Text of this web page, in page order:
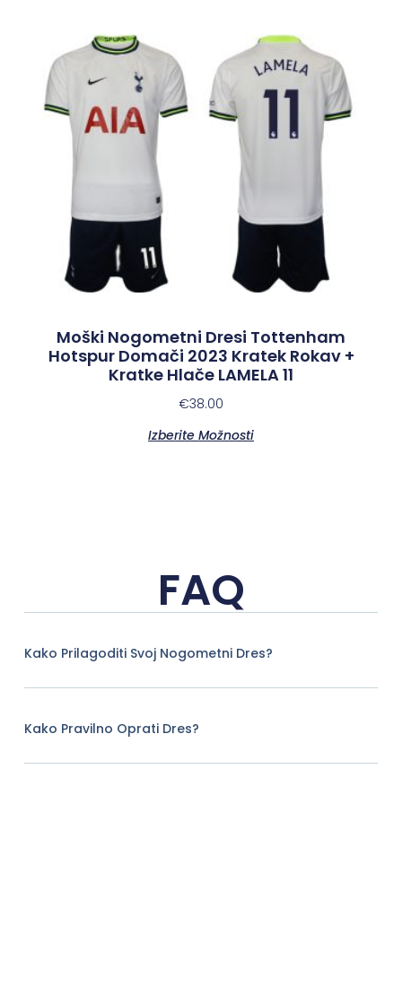
Moški Nogometni Dresi Tottenham
Hotspur Domači 2023 Kratek Rokav +
Kratke Hlače LAMELA 11
€38.00
Izberite Možnosti
FAQ
Kako Prilagoditi Svoj Nogometni Dres?
Kako Pravilno Oprati Dres?